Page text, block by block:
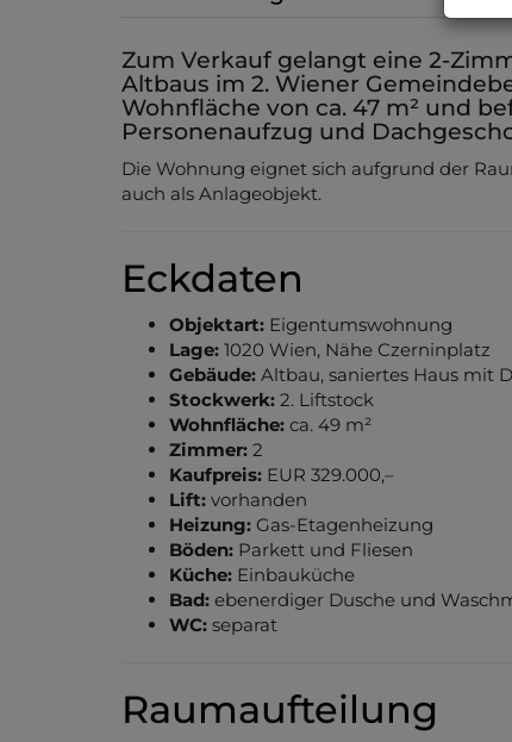
Zum Verkauf gelangt eine 2-
Altbaus im 2. Wiener
Wohnfläche von ca. 47 m² und
Personenaufzug und
Die Wohnung eignet sich aufgrund der
auch als Anlageobjekt.
Eckdaten
Objektart: Eigentumswohnung
Lage: 1020 Wien, Nähe Czerninplatz
Gebäude: Altbau, saniertes Haus mit
Stockwerk: 2. Liftstock
Wohnfläche: ca. 49 m²
Zimmer: 2
Kaufpreis: EUR 329.000,–
Lift: vorhanden
Heizung: Gas-Etagenheizung
Böden: Parkett und Fliesen
Küche: Einbauküche
Bad: ebenerdiger Dusche und
WC: separat
Raumaufteilung